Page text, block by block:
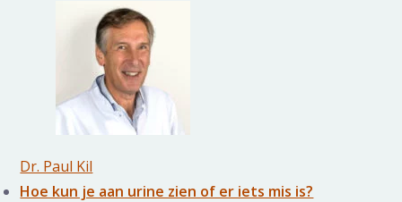
Dr. Paul Kil
Hoe kun je aan urine zien of er iets mis is?